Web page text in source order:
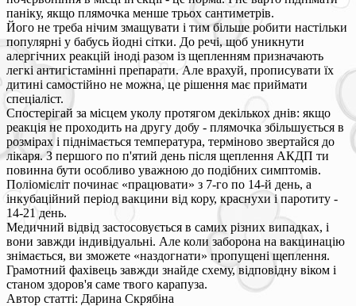
паніку, якщо плямочка менше трьох сантиметрів.
Його не треба нічим змащувати і тим більше робити настільки
популярні у бабусь йодні сітки. До речі, щоб уникнути
алергічних реакцій іноді разом із щепленням призначають
легкі антигістамінні препарати. Але врахуй, прописувати їх
дитині самостійно не можна, це рішення має приймати
спеціаліст.
Спостерігай за місцем уколу протягом декількох днів: якщо
реакція не проходить на другу добу - плямочка збільшується в
розмірах і піднімається температура, терміново звертайся до
лікаря. З першого по п'ятий день після щеплення АКДП ти
повинна бути особливо уважною до подібних симптомів.
Поліомієліт починає «працювати» з 7-го по 14-й день, а
інкубаційний період вакцини від кору, краснухи і паротиту -
14-21 день.
Медичний відвід застосовується в самих різних випадках, і
вони завжди індивідуальні. Але коли заборона на вакцинацію
знімається, ви зможете «наздогнати» пропущені щеплення.
Грамотний фахівець завжди знайде схему, відповідну віком і
станом здоров'я саме твого карапуза.
Автор статті: Дарина Скрябіна